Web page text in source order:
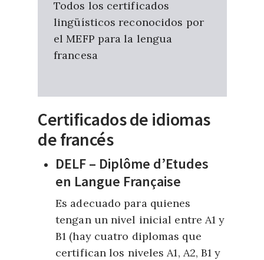
Todos los certificados
lingüísticos reconocidos por
el MEFP para la lengua
francesa
Certificados de idiomas
de francés
DELF – Diplôme d’Etudes
en Langue Française
Es adecuado para quienes
tengan un nivel inicial entre A1 y
B1 (hay cuatro diplomas que
certifican los niveles A1, A2, B1 y